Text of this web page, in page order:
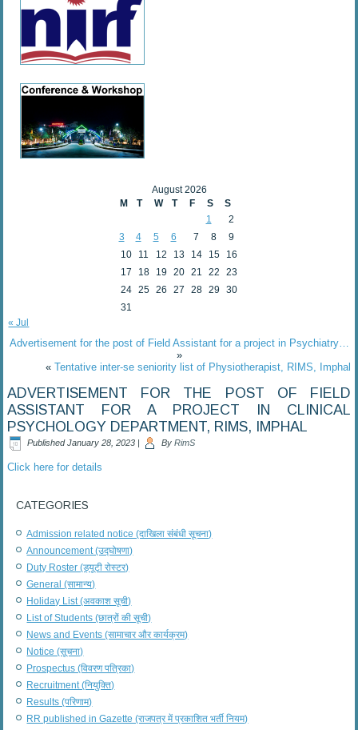
August 2026
M
T W T F S
S
1
2
3
4 5 6 7 8
9
10
11 12 13 14 15
16
17
18 19 20 21 22
23
24 25 26 27 28 29
30
31
« Jul
Advertisement for the post of Field Assistant for a project in Psychiatry…
»
« Tentative inter-se seniority list of Physiotherapist, RIMS, Imphal
ADVERTISEMENT FOR THE POST OF FIELD
ASSISTANT FOR A PROJECT IN CLINICAL
PSYCHOLOGY DEPARTMENT, RIMS, IMPHAL
Published January 28, 2023 | By RimS
Click here for details
CATEGORIES
Admission related notice (दाखिला संबंधी सूचना)
Announcement (उद्घोषणा)
Duty Roster (ड्यूटी रोस्टर)
General (सामान्य)
Holiday List (अवकाश सूची)
List of Students (छात्रों की सूची)
News and Events (सामाचार और कार्यक्रम)
Notice (सूचना)
Prospectus (विवरण पत्रिका)
Recruitment (नियुक्ति)
Results (परिणाम)
RR published in Gazette (राजपत्र में प्रकाशित भर्ती नियम)